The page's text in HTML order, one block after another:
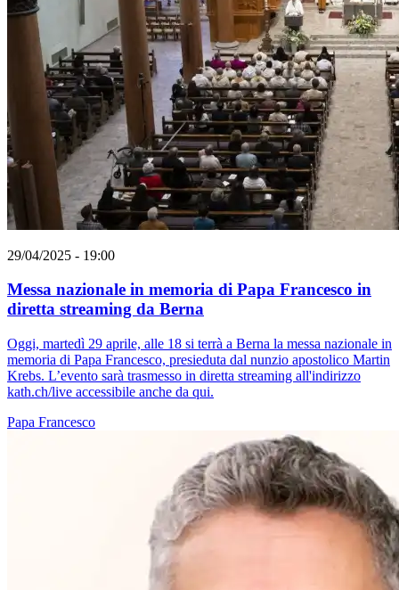
29/04/2025 - 19:00
Messa nazionale in memoria di Papa Francesco in
diretta streaming da Berna
Oggi, martedì 29 aprile, alle 18 si terrà a Berna la messa nazionale in
memoria di Papa Francesco, presieduta dal nunzio apostolico Martin
Krebs. L’evento sarà trasmesso in diretta streaming all'indirizzo
kath.ch/live accessibile anche da qui.
Papa Francesco